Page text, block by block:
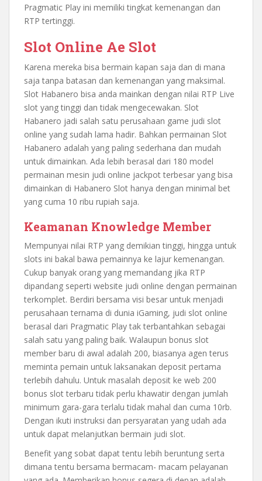
Pragmatic Play ini memiliki tingkat kemenangan dan
RTP tertinggi.
Slot Online Ae Slot
Karena mereka bisa bermain kapan saja dan di mana
saja tanpa batasan dan kemenangan yang maksimal.
Slot Habanero bisa anda mainkan dengan nilai RTP Live
slot yang tinggi dan tidak mengecewakan. Slot
Habanero jadi salah satu perusahaan game judi slot
online yang sudah lama hadir. Bahkan permainan Slot
Habanero adalah yang paling sederhana dan mudah
untuk dimainkan. Ada lebih berasal dari 180 model
permainan mesin judi online jackpot terbesar yang bisa
dimainkan di Habanero Slot hanya dengan minimal bet
yang cuma 10 ribu rupiah saja.
Keamanan Knowledge Member
Mempunyai nilai RTP yang demikian tinggi, hingga untuk
slots ini bakal bawa pemainnya ke lajur kemenangan.
Cukup banyak orang yang memandang jika RTP
dipandang seperti website judi online dengan permainan
terkomplet. Berdiri bersama visi besar untuk menjadi
perusahaan ternama di dunia iGaming, judi slot online
berasal dari Pragmatic Play tak terbantahkan sebagai
salah satu yang paling baik. Walaupun bonus slot
member baru di awal adalah 200, biasanya agen terus
meminta pemain untuk laksanakan deposit pertama
terlebih dahulu. Untuk masalah deposit ke web 200
bonus slot terbaru tidak perlu khawatir dengan jumlah
minimum gara-gara terlalu tidak mahal dan cuma 10rb.
Dengan ikuti instruksi dan persyaratan yang udah ada
untuk dapat melanjutkan bermain judi slot.
Benefit yang sobat dapat tentu lebih beruntung serta
dimana tentu bersama bermacam- macam pelayanan